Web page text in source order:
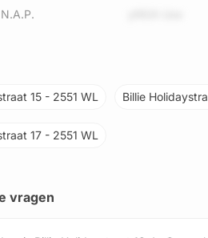
15 - 2551 WL Billie
17 - 2551 WL
vragen